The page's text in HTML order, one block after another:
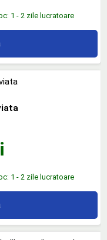
1 - 2 zile lucratoare
1 - 2 zile lucratoare